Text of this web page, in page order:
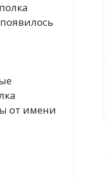
от имени